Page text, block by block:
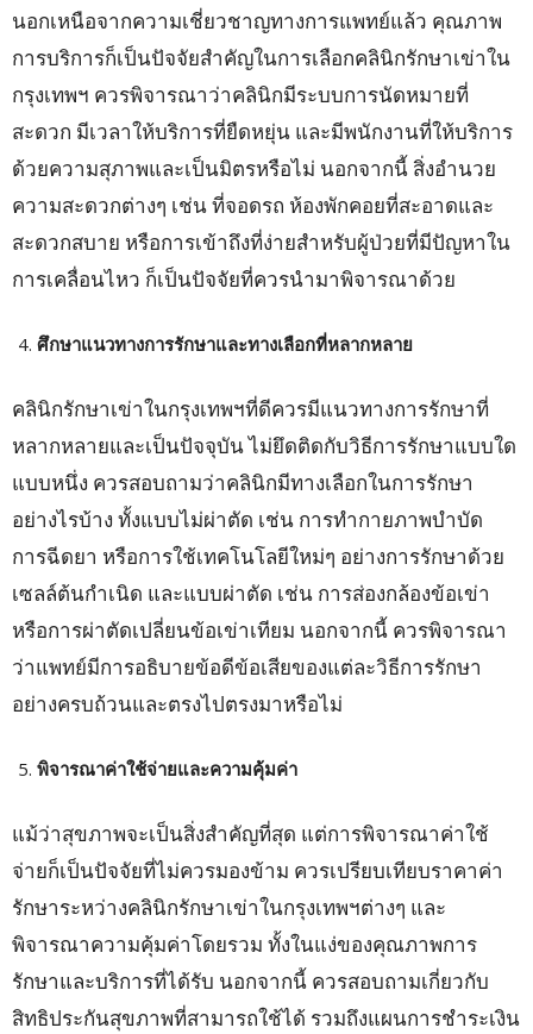
นอกเหนือจากความเชี่ยวชาญทางการแพทย์แล้ว คุณภาพ
การบริการก็เป็นปัจจัยสำคัญในการเลือกคลินิกรักษาเข่าใน
กรุงเทพฯ ควรพิจารณาว่าคลินิกมีระบบการนัดหมายที่
สะดวก มีเวลาให้บริการที่ยืดหยุ่น และมีพนักงานที่ให้บริการ
ด้วยความสุภาพและเป็นมิตรหรือไม่ นอกจากนี้ สิ่งอำนวย
ความสะดวกต่างๆ เช่น ที่จอดรถ ห้องพักคอยที่สะอาดและ
สะดวกสบาย หรือการเข้าถึงที่ง่ายสำหรับผู้ป่วยที่มีปัญหาใน
การเคลื่อนไหว ก็เป็นปัจจัยที่ควรนำมาพิจารณาด้วย
ศึกษาแนวทางการรักษาและทางเลือกที่หลากหลาย
คลินิกรักษาเข่าในกรุงเทพฯที่ดีควรมีแนวทางการรักษาที่
หลากหลายและเป็นปัจจุบัน ไม่ยึดติดกับวิธีการรักษาแบบใด
แบบหนึ่ง ควรสอบถามว่าคลินิกมีทางเลือกในการรักษา
อย่างไรบ้าง ทั้งแบบไม่ผ่าตัด เช่น การทำกายภาพบำบัด
การฉีดยา หรือการใช้เทคโนโลยีใหม่ๆ อย่างการรักษาด้วย
เซลล์ต้นกำเนิด และแบบผ่าตัด เช่น การส่องกล้องข้อเข่า
หรือการผ่าตัดเปลี่ยนข้อเข่าเทียม นอกจากนี้ ควรพิจารณา
ว่าแพทย์มีการอธิบายข้อดีข้อเสียของแต่ละวิธีการรักษา
อย่างครบถ้วนและตรงไปตรงมาหรือไม่
พิจารณาค่าใช้จ่ายและความคุ้มค่า
แม้ว่าสุขภาพจะเป็นสิ่งสำคัญที่สุด แต่การพิจารณาค่าใช้
จ่ายก็เป็นปัจจัยที่ไม่ควรมองข้าม ควรเปรียบเทียบราคาค่า
รักษาระหว่างคลินิกรักษาเข่าในกรุงเทพฯต่างๆ และ
พิจารณาความคุ้มค่าโดยรวม ทั้งในแง่ของคุณภาพการ
รักษาและบริการที่ได้รับ นอกจากนี้ ควรสอบถามเกี่ยวกับ
สิทธิประกันสุขภาพที่สามารถใช้ได้ รวมถึงแผนการชำระเงิน